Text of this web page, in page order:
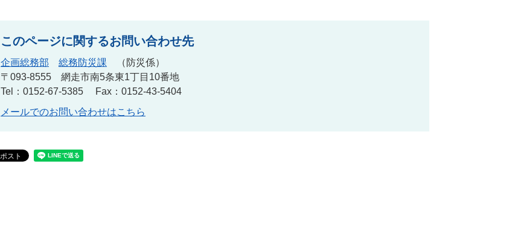
このページに関するお問い合わせ先
企画総務部 総務防災課
防災係
〒093-8555
網走市南5条東1丁目10番地
Tel：0152-67-5385
Fax：0152-43-5404
メールでのお問い合わせはこちら